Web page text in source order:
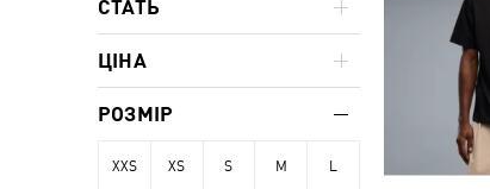
СТАТЬ
ЦІНА
РОЗМІР
XXS XS S M L